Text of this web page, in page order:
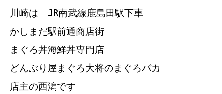
川崎は JR南武線鹿島田駅下車
かしまだ駅前通商店街
まぐろ丼海鮮丼専門店
どんぶり屋まぐろ大将のまぐろバカ
店主の西潟です